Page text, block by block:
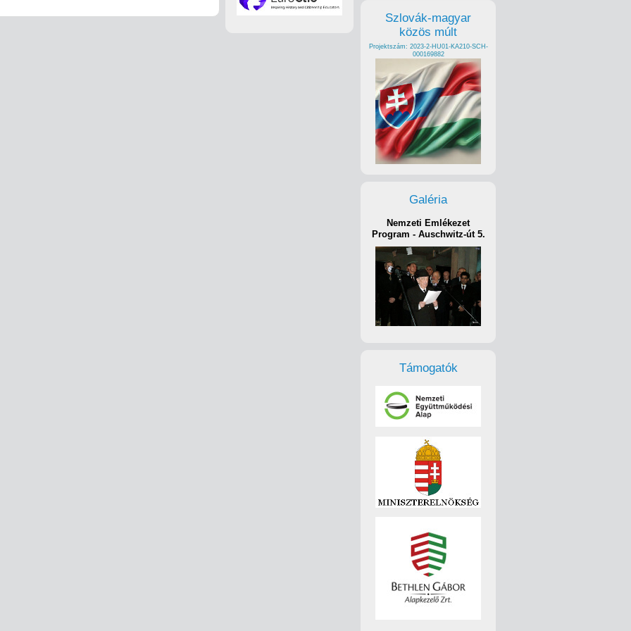
Szlovák-magyar
közös múlt
Projektszám: 2023-2-HU01-KA210-SCH-
000169882
Galéria
Nemzeti Emlékezet
Program - Auschwitz-út 5.
Támogatók